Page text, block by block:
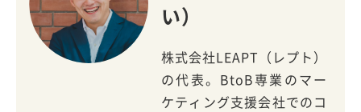
い）
株式会社LEAPT（レプト）
の代表。BtoB専業のマー
ケティング支援会社でのコ